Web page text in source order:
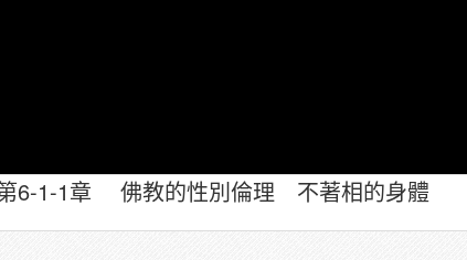
6-1-1章 佛教的性別倫理 不著相的身體